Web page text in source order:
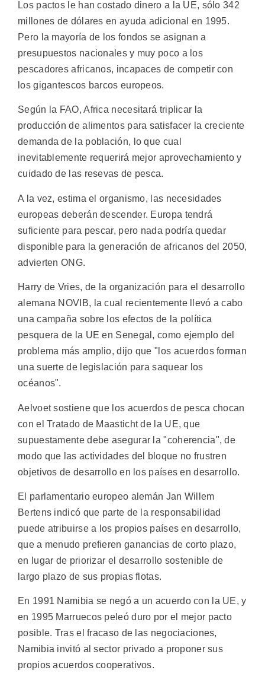
Los pactos le han costado dinero a la UE, sólo 342
millones de dólares en ayuda adicional en 1995.
Pero la mayoría de los fondos se asignan a
presupuestos nacionales y muy poco a los
pescadores africanos, incapaces de competir con
los gigantescos barcos europeos.
Según la FAO, Africa necesitará triplicar la
producción de alimentos para satisfacer la creciente
demanda de la población, lo que cual
inevitablemente requerirá mejor aprovechamiento y
cuidado de las resevas de pesca.
A la vez, estima el organismo, las necesidades
europeas deberán descender. Europa tendrá
suficiente para pescar, pero nada podría quedar
disponible para la generación de africanos del 2050,
advierten ONG.
Harry de Vries, de la organización para el desarrollo
alemana NOVIB, la cual recientemente llevó a cabo
una campaña sobre los efectos de la política
pesquera de la UE en Senegal, como ejemplo del
problema más amplio, dijo que "los acuerdos forman
una suerte de legislación para saquear los
océanos".
Aelvoet sostiene que los acuerdos de pesca chocan
con el Tratado de Maasticht de la UE, que
supuestamente debe asegurar la "coherencia", de
modo que las actividades del bloque no frustren
objetivos de desarrollo en los países en desarrollo.
El parlamentario europeo alemán Jan Willem
Bertens indicó que parte de la responsabilidad
puede atribuirse a los propios países en desarrollo,
que a menudo prefieren ganancias de corto plazo,
en lugar de priorizar el desarrollo sostenible de
largo plazo de sus propias flotas.
En 1991 Namibia se negó a un acuerdo con la UE, y
en 1995 Marruecos peleó duro por el mejor pacto
posible. Tras el fracaso de las negociaciones,
Namibia invitó al sector privado a proponer sus
propios acuerdos cooperativos.